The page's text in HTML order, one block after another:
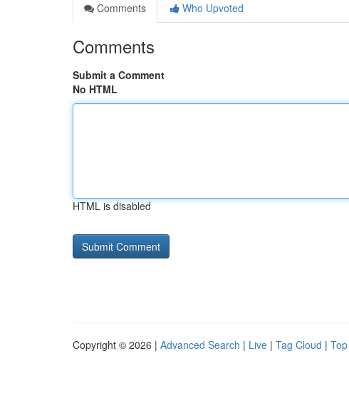
Comments
Who Upvoted
Comments
Submit a Comment
No HTML
HTML is disabled
Copyright © 2026 | Advanced Search | Live | Tag Cloud |